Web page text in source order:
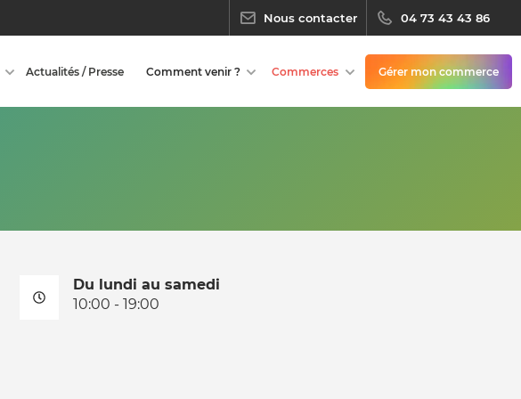
Nous contacter 04 73 43 43 86
Actualités / Presse Comment venir ? Commerces Gérer mon commerce
Du lundi au samedi
10:00 - 19:00